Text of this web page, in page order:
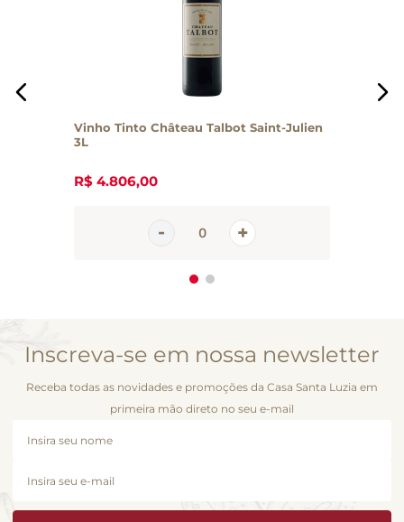
Vinho Tinto Château Talbot Saint-Julien
3L
R$ 4.806,00
Inscreva-se em nossa newsletter
Receba todas as novidades e promoções da Casa Santa Luzia em
primeira mão direto no seu e-mail